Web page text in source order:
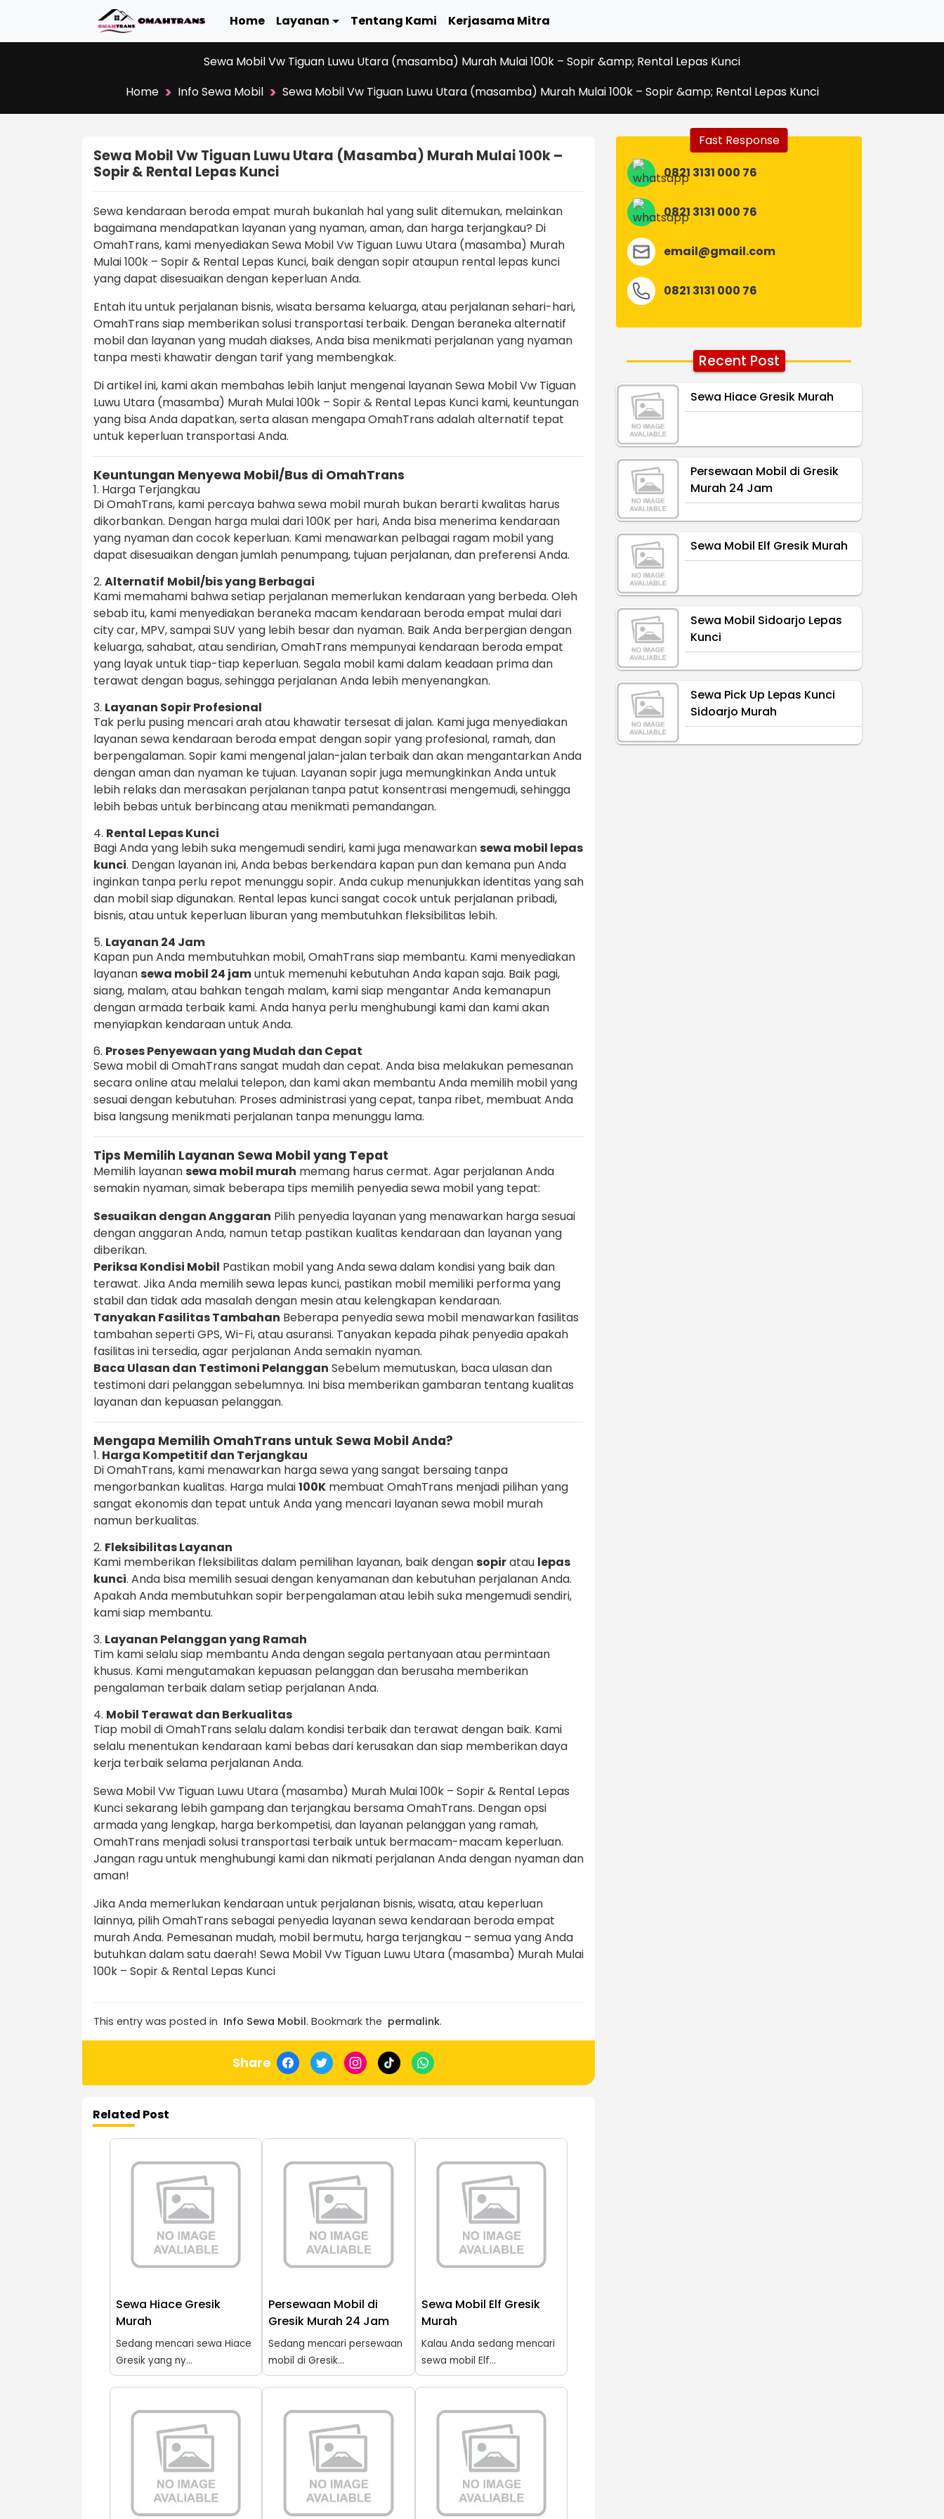
Home Layanan Tentang Kami Kerjasama Mitra
Sewa Mobil Vw Tiguan Luwu Utara (masamba) Murah Mulai 100k – Sopir &amp; Rental Lepas Kunci
Home > Info Sewa Mobil > Sewa Mobil Vw Tiguan Luwu Utara (masamba) Murah Mulai 100k – Sopir &amp; Rental Lepas Kunci
Sewa Mobil Vw Tiguan Luwu Utara (masamba) Murah Mulai 100k –
Sopir & Rental Lepas Kunci
Sewa kendaraan beroda empat murah bukanlah hal yang sulit ditemukan, melainkan
bagaimana mendapatkan layanan yang nyaman, aman, dan harga terjangkau? Di
OmahTrans, kami menyediakan Sewa Mobil Vw Tiguan Luwu Utara (masamba) Murah
Mulai 100k – Sopir & Rental Lepas Kunci, baik dengan sopir ataupun rental lepas kunci
yang dapat disesuaikan dengan keperluan Anda.
Entah itu untuk perjalanan bisnis, wisata bersama keluarga, atau perjalanan sehari-hari,
OmahTrans siap memberikan solusi transportasi terbaik. Dengan beraneka alternatif
mobil dan layanan yang mudah diakses, Anda bisa menikmati perjalanan yang nyaman
tanpa mesti khawatir dengan tarif yang membengkak.
Di artikel ini, kami akan membahas lebih lanjut mengenai layanan Sewa Mobil Vw Tiguan
Luwu Utara (masamba) Murah Mulai 100k – Sopir & Rental Lepas Kunci kami, keuntungan
yang bisa Anda dapatkan, serta alasan mengapa OmahTrans adalah alternatif tepat
untuk keperluan transportasi Anda.
Keuntungan Menyewa Mobil/Bus di OmahTrans
1. Harga Terjangkau
Di OmahTrans, kami percaya bahwa sewa mobil murah bukan berarti kwalitas harus
dikorbankan. Dengan harga mulai dari 100K per hari, Anda bisa menerima kendaraan
yang nyaman dan cocok keperluan. Kami menawarkan pelbagai ragam mobil yang
dapat disesuaikan dengan jumlah penumpang, tujuan perjalanan, dan preferensi Anda.
2. Alternatif Mobil/bis yang Berbagai
Kami memahami bahwa setiap perjalanan memerlukan kendaraan yang berbeda. Oleh
sebab itu, kami menyediakan beraneka macam kendaraan beroda empat mulai dari
city car, MPV, sampai SUV yang lebih besar dan nyaman. Baik Anda berpergian dengan
keluarga, sahabat, atau sendirian, OmahTrans mempunyai kendaraan beroda empat
yang layak untuk tiap-tiap keperluan. Segala mobil kami dalam keadaan prima dan
terawat dengan bagus, sehingga perjalanan Anda lebih menyenangkan.
3. Layanan Sopir Profesional
Tak perlu pusing mencari arah atau khawatir tersesat di jalan. Kami juga menyediakan
layanan sewa kendaraan beroda empat dengan sopir yang profesional, ramah, dan
berpengalaman. Sopir kami mengenal jalan-jalan terbaik dan akan mengantarkan Anda
dengan aman dan nyaman ke tujuan. Layanan sopir juga memungkinkan Anda untuk
lebih relaks dan merasakan perjalanan tanpa patut konsentrasi mengemudi, sehingga
lebih bebas untuk berbincang atau menikmati pemandangan.
4. Rental Lepas Kunci
Bagi Anda yang lebih suka mengemudi sendiri, kami juga menawarkansewa mobil lepas
kunci. Dengan layanan ini, Anda bebas berkendara kapan pun dan kemana pun Anda
inginkan tanpa perlu repot menunggu sopir. Anda cukup menunjukkan identitas yang sah
dan mobil siap digunakan. Rental lepas kunci sangat cocok untuk perjalanan pribadi,
bisnis, atau untuk keperluan liburan yang membutuhkan fleksibilitas lebih.
5. Layanan 24 Jam
Kapan pun Anda membutuhkan mobil, OmahTrans siap membantu. Kami menyediakan
layanansewa mobil 24 jamuntuk memenuhi kebutuhan Anda kapan saja. Baik pagi,
siang, malam, atau bahkan tengah malam, kami siap mengantar Anda kemanapun
dengan armada terbaik kami. Anda hanya perlu menghubungi kami dan kami akan
menyiapkan kendaraan untuk Anda.
6. Proses Penyewaan yang Mudah dan Cepat
Sewa mobil di OmahTrans sangat mudah dan cepat. Anda bisa melakukan pemesanan
secara online atau melalui telepon, dan kami akan membantu Anda memilih mobil yang
sesuai dengan kebutuhan. Proses administrasi yang cepat, tanpa ribet, membuat Anda
bisa langsung menikmati perjalanan tanpa menunggu lama.
Tips Memilih Layanan Sewa Mobil yang Tepat
Memilih layanansewa mobil murah memang harus cermat. Agar perjalanan Anda
semakin nyaman, simak beberapa tips memilih penyedia sewa mobil yang tepat:
Sesuaikan dengan Anggaran Pilih penyedia layanan yang menawarkan harga sesuai
dengan anggaran Anda, namun tetap pastikan kualitas kendaraan dan layanan yang
diberikan.
Periksa Kondisi Mobil Pastikan mobil yang Anda sewa dalam kondisi yang baik dan
terawat. Jika Anda memilih sewa lepas kunci, pastikan mobil memiliki performa yang
stabil dan tidak ada masalah dengan mesin atau kelengkapan kendaraan.
Tanyakan Fasilitas Tambahan Beberapa penyedia sewa mobil menawarkan fasilitas
tambahan seperti GPS, Wi-Fi, atau asuransi. Tanyakan kepada pihak penyedia apakah
fasilitas ini tersedia, agar perjalanan Anda semakin nyaman.
Baca Ulasan dan Testimoni Pelanggan Sebelum memutuskan, baca ulasan dan
testimoni dari pelanggan sebelumnya. Ini bisa memberikan gambaran tentang kualitas
layanan dan kepuasan pelanggan.
Mengapa Memilih OmahTrans untuk Sewa Mobil Anda?
1. Harga Kompetitif dan Terjangkau
Di OmahTrans, kami menawarkan harga sewa yang sangat bersaing tanpa
mengorbankan kualitas. Harga mulai100K membuat OmahTrans menjadi pilihan yang
sangat ekonomis dan tepat untuk Anda yang mencari layanan sewa mobil murah
namun berkualitas.
2. Fleksibilitas Layanan
Kami memberikan fleksibilitas dalam pemilihan layanan, baik dengansopiratau lepas
kunci. Anda bisa memilih sesuai dengan kenyamanan dan kebutuhan perjalanan Anda.
Apakah Anda membutuhkan sopir berpengalaman atau lebih suka mengemudi sendiri,
kami siap membantu.
3. Layanan Pelanggan yang Ramah
Tim kami selalu siap membantu Anda dengan segala pertanyaan atau permintaan
khusus. Kami mengutamakan kepuasan pelanggan dan berusaha memberikan
pengalaman terbaik dalam setiap perjalanan Anda.
4. Mobil Terawat dan Berkualitas
Tiap mobil di OmahTrans selalu dalam kondisi terbaik dan terawat dengan baik. Kami
selalu menentukan kendaraan kami bebas dari kerusakan dan siap memberikan daya
kerja terbaik selama perjalanan Anda.
Sewa Mobil Vw Tiguan Luwu Utara (masamba) Murah Mulai 100k – Sopir & Rental Lepas
Kunci sekarang lebih gampang dan terjangkau bersama OmahTrans. Dengan opsi
armada yang lengkap, harga berkompetisi, dan layanan pelanggan yang ramah,
OmahTrans menjadi solusi transportasi terbaik untuk bermacam-macam keperluan.
Jangan ragu untuk menghubungi kami dan nikmati perjalanan Anda dengan nyaman dan
aman!
Jika Anda memerlukan kendaraan untuk perjalanan bisnis, wisata, atau keperluan
lainnya, pilih OmahTrans sebagai penyedia layanan sewa kendaraan beroda empat
murah Anda. Pemesanan mudah, mobil bermutu, harga terjangkau – semua yang Anda
butuhkan dalam satu daerah! Sewa Mobil Vw Tiguan Luwu Utara (masamba) Murah Mulai
100k – Sopir & Rental Lepas Kunci
This entry was posted in Info Sewa Mobil. Bookmark the permalink.
Share
Related Post
Sewa Hiace Gresik
Murah
Sedang mencari sewa Hiace
Gresik yang ny...
Persewaan Mobil di
Gresik Murah 24 Jam
Sedang mencari persewaan
mobil di Gresik...
Sewa Mobil Elf Gresik
Murah
Kalau Anda sedang mencari
sewa mobil Elf...
Fast Response
0821 3131 000 76
0821 3131 000 76
email@gmail.com
0821 3131 000 76
Recent Post
Sewa Hiace Gresik Murah
Persewaan Mobil di Gresik
Murah 24 Jam
Sewa Mobil Elf Gresik Murah
Sewa Mobil Sidoarjo Lepas
Kunci
Sewa Pick Up Lepas Kunci
Sidoarjo Murah